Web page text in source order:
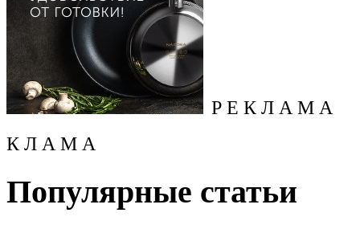
Р Е К Л А М А
К Л А М А
Популярные статьи